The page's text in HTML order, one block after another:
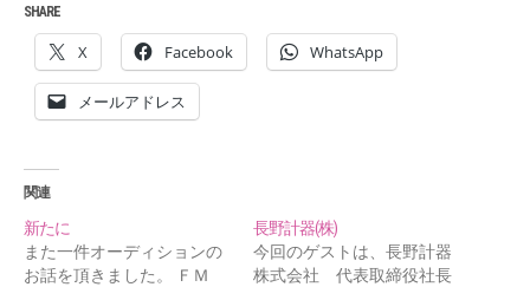
SHARE
X Facebook WhatsApp
メールアドレス
関連
新たに
また一件オーディションの
お話を頂きました。 ＦＭ
長野計器(株)
今回のゲストは、長野計器
株式会社 代表取締役社長